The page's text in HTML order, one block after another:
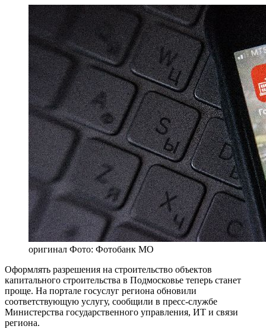
оригинал Фото: Фотобанк МО
Оформлять разрешения на строительство объектов
капитального строительства в Подмосковье теперь станет
проще. На портале госуслуг региона обновили
соответствующую услугу, сообщили в пресс-службе
Министерства государственного управления, ИТ и связи
региона.